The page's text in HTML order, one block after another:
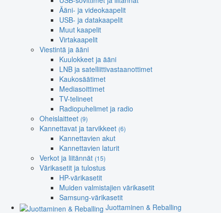
Ääni- ja videokaapelit
USB- ja datakaapelit
Muut kaapelit
Virtakaapelit
Viestintä ja ääni
Kuulokkeet ja ääni
LNB ja satelliittivastaanottimet
Kaukosäätimet
Mediasoittimet
TV-telineet
Radiopuhelimet ja radio
Oheislaitteet (9)
Kannettavat ja tarvikkeet (6)
Kannettavien akut
Kannettavien laturit
Verkot ja liitännät (15)
Värikasetit ja tulostus
HP-värikasetit
Muiden valmistajien värikasetit
Samsung-värikasetit
Juottaminen & Reballing